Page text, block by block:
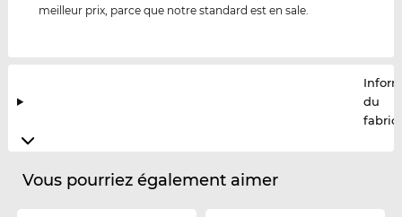
meilleur prix, parce que notre standard est en sale.
du
Vous pourriez également aimer